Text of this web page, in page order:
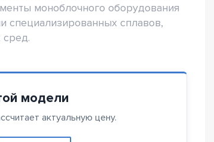
моноблочного оборудования
специализированных сплавов,
модели
актуальную цену.